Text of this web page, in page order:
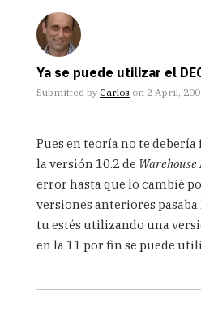
Ya se puede utilizar el
Submitted by Carlos on 2 April,
reply
Decode
en
OWB
by
(not
Pues en teoría no te
la versión 10.2 de
error hasta que lo cambié
versiones anteriores
tu estés utilizando una
en la 11 por fin se puede